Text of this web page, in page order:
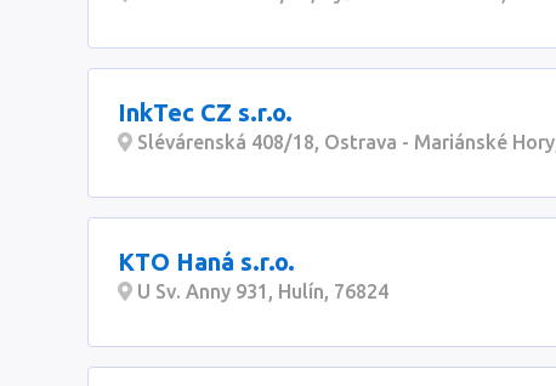
InkTec CZ s.r.o.
Slévárenská 408/18, Ostrava - Mariánské
KTO Haná s.r.o.
U Sv. Anny 931, Hulín, 76824